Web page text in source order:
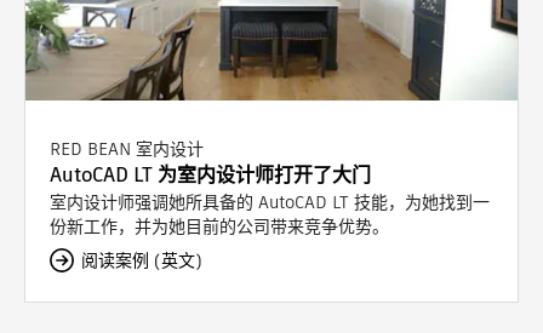
RED BEAN 室内设计
AutoCAD LT 为室内设计师打开了大门
室内设计师强调她所具备的 AutoCAD LT 技能，为她找到一
份新工作，并为她目前的公司带来竞争优势。
阅读案例 (英文)